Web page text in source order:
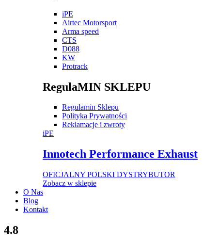
iPE
Airtec Motorsport
Arma speed
CTS
D088
KW
Protrack
RegulaMIN SKLEPU
Regulamin Sklepu
Polityka Prywatności
Reklamacje i zwroty
iPE
Innotech Performance Exhaust
OFICJALNY POLSKI DYSTRYBUTOR
Zobacz w sklepie
O Nas
Blog
Kontakt
4.8